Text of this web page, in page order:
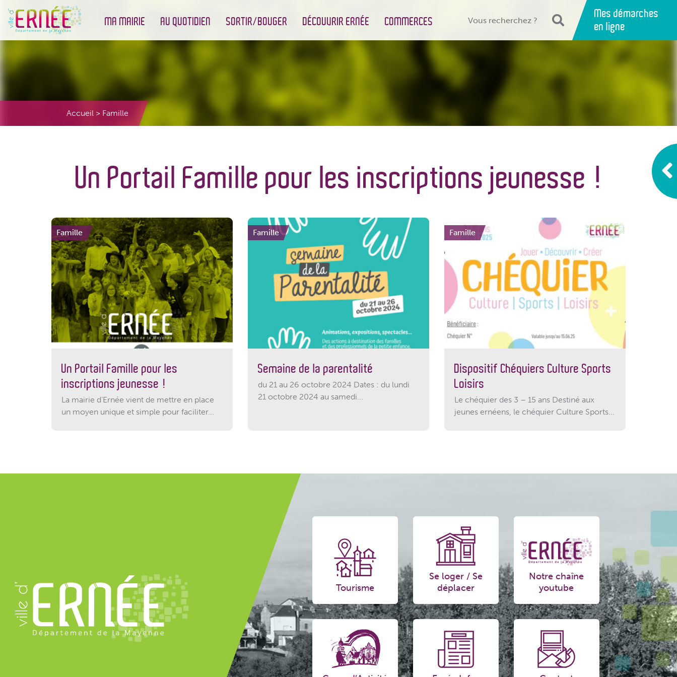
MA MAIRIE AU QUOTIDIEN SORTIR/BOUGER DÉCOUVRIR ERNÉE COMMERCES
Mes démarches
en ligne
Accueil > Famille
Un Portail Famille pour les inscriptions jeunesse !
Famille
Un Portail Famille pour les
inscriptions jeunesse !
La mairie d’Ernée vient de mettre en place
un moyen unique et simple pour faciliter...
Famille
Semaine de la parentalité
du 21 au 26 octobre 2024 Dates : du lundi
21 octobre 2024 au samedi...
Famille
Dispositif Chéquiers Culture Sports
Loisirs
Le chéquier des 3 – 15 ans Destiné aux
jeunes ernéens, le chéquier Culture Sports...
Tourisme
Se loger / Se
déplacer
Notre chaîne
youtube